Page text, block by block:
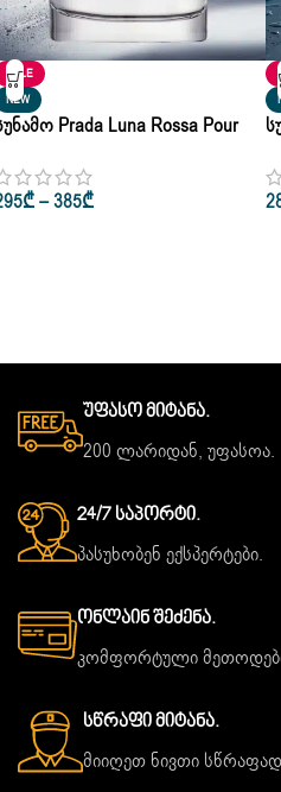
SALE
NEW
Prada Luna Rossa Pour
₾–385₾
Უფასო Მიტანა.
200 ლარიდან, უფასოა.
24/7 Საპორტი.
პასუხობენ ექსპერტები.
Ონლაინ Შეძენა.
კომფორტული
Სწრაფი Მიტანა.
მიიღეთ ნივთი